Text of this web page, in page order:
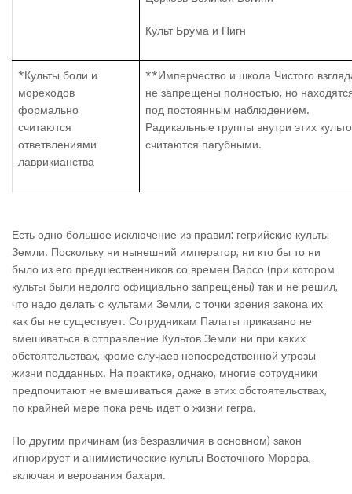
Культ Брума и Пигн
*Культы боли и
мореходов
формально
считаются
ответвлениями
лаврикианства
**Имперчество и школа Чистого
не запрещены полностью, но
под постоянным наблюдением.
Радикальные группы внутри этих
считаются пагубными.
Есть одно большое исключение из правил: гегрийские культы
Земли. Поскольку ни нынешний император, ни кто бы то ни
было из его предшественников со времен Варсо (при котором
культы были недолго официально запрещены) так и не решил,
что надо делать с культами Земли, с точки зрения закона их
как бы не существует. Сотрудникам Палаты приказано не
вмешиваться в отправление Культов Земли ни при каких
обстоятельствах, кроме случаев непосредственной угрозы
жизни подданных. На практике, однако, многие сотрудники
предпочитают не вмешиваться даже в этих обстоятельствах,
по крайней мере пока речь идет о жизни гегра.
По другим причинам (из безразличия в основном) закон
игнорирует и анимистические культы Восточного Морора,
включая и верования бахари.